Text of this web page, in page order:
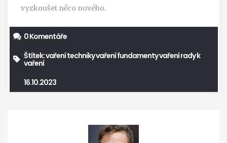
vyzkoušet něco nového.
0 Komentáře
Štítek:vařenítechniky vařenífundamenty vařenírady k
vaření
16.10.2023